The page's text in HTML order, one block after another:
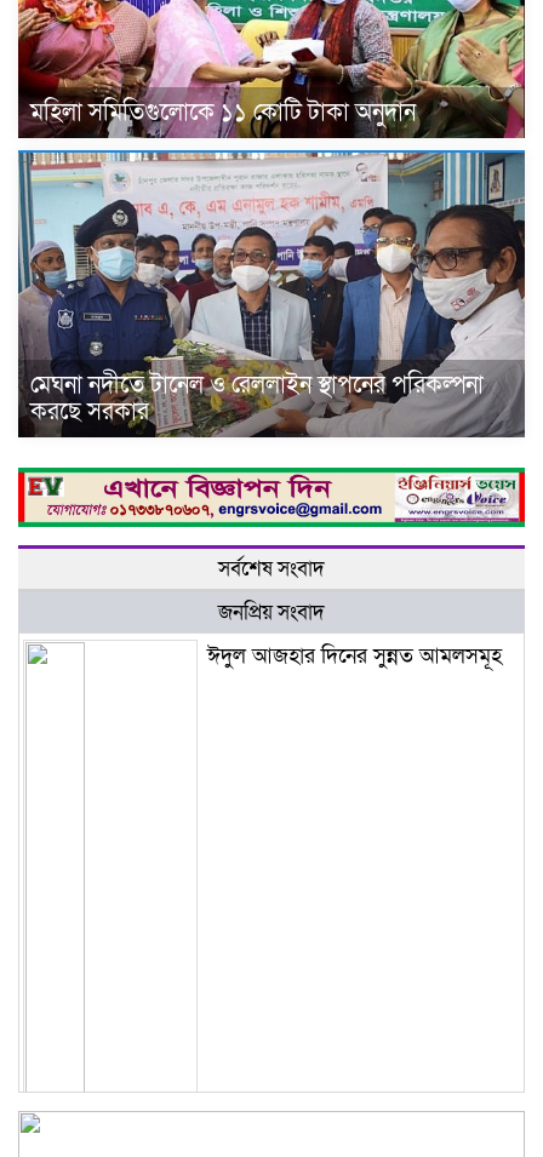
মহিলা সমিতিগুলোকে ১১ কোটি টাকা অনুদান
মেঘনা নদীতে টানেল ও রেললাইন স্থাপনের পরিকল্পনা
করছে সরকার
সর্বশেষ সংবাদ
জনপ্রিয় সংবাদ
ঈদুল আজহার দিনের সুন্নত আমলসমূহ